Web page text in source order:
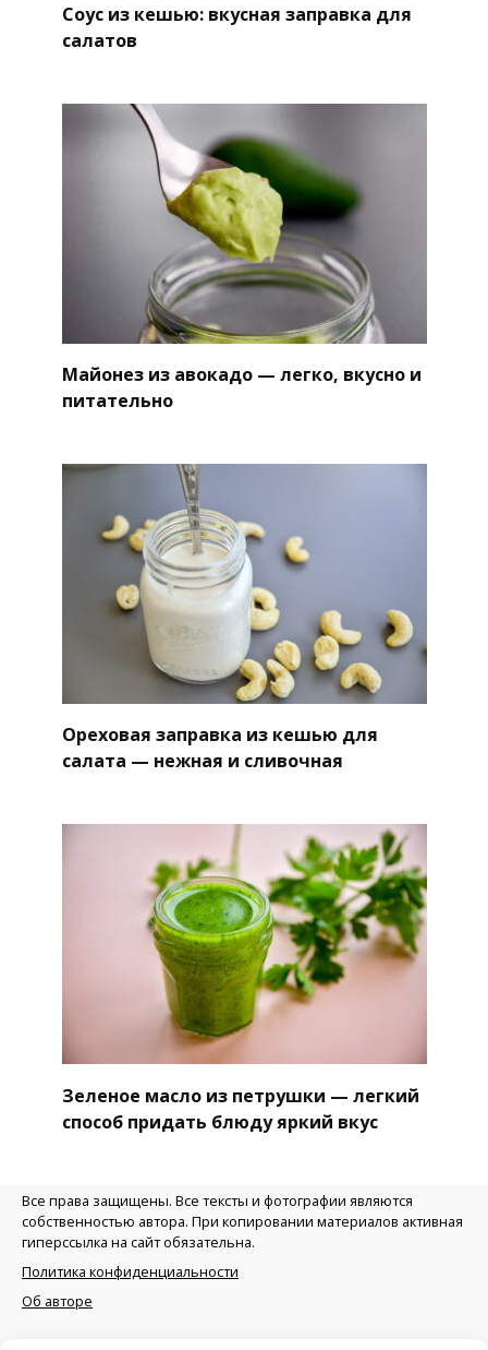
Соус из кешью: вкусная заправка для
салатов
Майонез из авокадо — легко, вкусно и
питательно
Ореховая заправка из кешью для
салата — нежная и сливочная
Зеленое масло из петрушки — легкий
способ придать блюду яркий вкус
Все права защищены. Все тексты и фотографии являются
собственностью автора. При копировании материалов активная
гиперссылка на сайт обязательна.
Политика конфиденциальности
Об авторе